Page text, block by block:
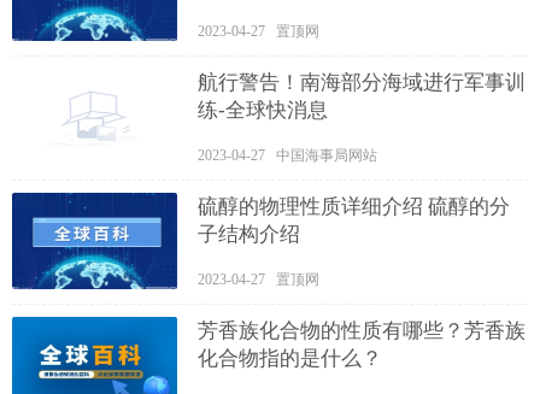
2023-04-27 置顶网
航行警告！南海部分海域进行军事训
练-全球快消息
2023-04-27 中国海事局网站
硫醇的物理性质详细介绍 硫醇的分
子结构介绍
2023-04-27 置顶网
芳香族化合物的性质有哪些？芳香族
化合物指的是什么？